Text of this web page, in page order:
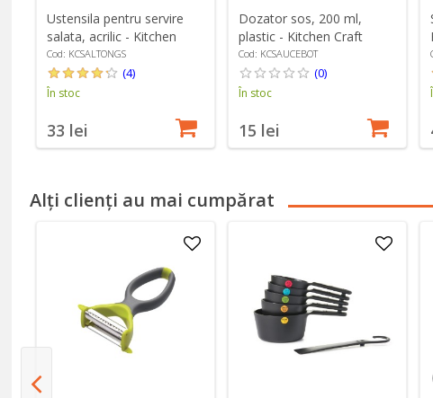
Ustensila pentru servire
salata, acrilic - Kitchen
Craft
Cod: KCSALTONGS
(4)
În stoc
33 lei
Dozator sos, 200 ml,
plastic - Kitchen Craft
Cod: KCSAUCEBOT
(0)
În stoc
15 lei
Alți clienți au mai cumpărat